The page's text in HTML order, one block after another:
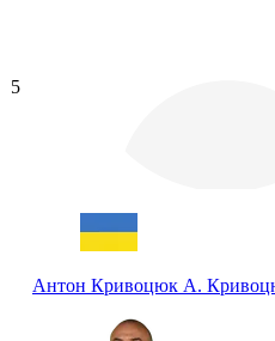
5
Антон Кривоцюк А.